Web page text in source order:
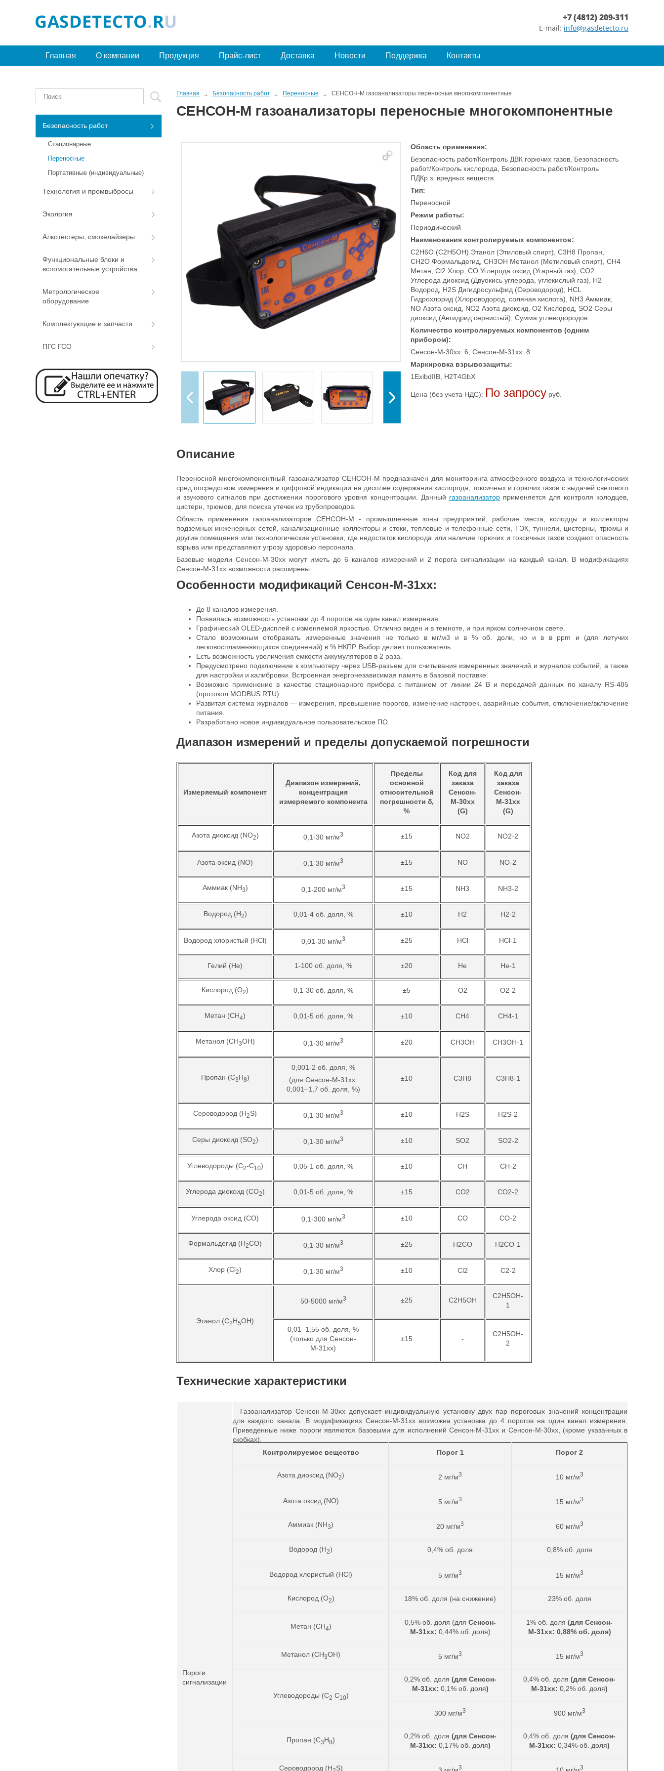
+7 (4812) 209-311
E-mail: info@gasdetecto.ru
Главная О компании Продукция Прайс-лист Доставка Новости Поддержка Контакты
Главная Безопасность работ Переносные СЕНСОН-М газоанализаторы переносные многокомпонентные
СЕНСОН-М газоанализаторы переносные многокомпонентные
Область применения:
Безопасность работ/Контроль ДВК горючих газов, Безопасность
работ/Контроль кислорода, Безопасность работ/Контроль
ПДКр.з. вредных веществ
Тип:
Переносной
Режим работы:
Периодический
Наименования контролируемых компонентов:
C2H6O (C2H5OH) Этанол (Этиловый спирт), C3H8 Пропан,
CH2O Формальдегид, CH3OH Метанол (Метиловый спирт), CH4
Метан, Cl2 Хлор, CO Углерода оксид (Угарный газ), CO2
Углерода диоксид (Двуокись углерода, углекислый газ), H2
Водород, H2S Дигидросульфид (Сероводород), HCL
Гидрохлорид (Хлороводород, соляная кислота), NH3 Аммиак,
NO Азота оксид, NO2 Азота диоксид, O2 Кислород, SO2 Серы
диоксид (Ангидрид сернистый), Сумма углеводородов
Количество контролируемых компонентов (одним
прибором):
Сенсон-М-30хх: 6; Сенсон-М-31хх: 8
Маркировка взрывозащиты:
1ExibdIIВ, H2T4GbХ
Цена (без учета НДС): По запросу руб.
Описание
Переносной многокомпонентный газоанализатор СЕНСОН-М предназначен для мониторинга атмосферного воздуха и технологических
сред посредством измерения и цифровой индикации на дисплее содержания кислорода, токсичных и горючих газов с выдачей светового
и звукового сигналов при достижении порогового уровня концентрации. Данный газоанализаторприменяется для контроля колодцев,
цистерн, трюмов, для поиска утечек из трубопроводов.
Область применения газоанализаторов СЕНСОН-М - промышленные зоны предприятий, рабочие места, колодцы и коллекторы
подземных инженерных сетей, канализационные коллекторы и стоки, тепловые и телефонные сети, ТЭК, туннели, цистерны, трюмы и
другие помещения или технологические установки, где недостаток кислорода или наличие горючих и токсичных газов создают опасность
взрыва или представляют угрозу здоровью персонала.
Базовые модели Сенсон-М-30хх могут иметь до 6 каналов измерений и 2 порога сигнализации на каждый канал. В модификациях
Сенсон-М-31хх возможности расширены.
Особенности модификаций Сенсон-М-31хх:
До 8 каналов измерения.
Появилась возможность установки до 4 порогов на один канал измерения.
Графический OLED-дисплей с изменяемой яркостью. Отлично виден и в темноте, и при ярком солнечном свете.
Стало возможным отображать измеренные значения не только в мг/м3 и в % об. доли, но и в в ppm и (для летучих
легковоспламеняющихся соединений) в % НКПР. Выбор делает пользователь.
Есть возможность увеличения емкости аккумуляторов в 2 раза.
Предусмотрено подключение к компьютеру через USB-разъем для считывания измеренных значений и журналов событий, а также
для настройки и калибровки. Встроенная энергонезависимая память в базовой поставке.
Возможно применение в качестве стационарного прибора с питанием от линии 24 В и передачей данных по каналу RS-485
(протокол MODBUS RTU).
Развитая система журналов — измерения, превышение порогов, изменение настроек, аварийные события, отключение/включение
питания.
Разработано новое индивидуальное пользовательское ПО.
Диапазон измерений и пределы допускаемой погрешности
Измеряемый компонент
Диапазон измерений,
концентрация
измеряемого компонента
Пределы
основной
относительной
погрешности δ,
%
Код для
заказа
Сенсон-
М-30хх
(G)
Код для
заказа
Сенсон-
М-31хх
(G)
Азота диоксид (NO2) 0,1-30 мг/м3 ±15 NO2 NO2-2
Азота оксид (NO) 0,1-30 мг/м3 ±15 NO NO-2
Аммиак (NH3) 0,1-200 мг/м3 ±15 NH3 NH3-2
Водород (H2) 0,01-4 об. доля, % ±10 H2 H2-2
Водород хлористый (HCl) 0,01-30 мг/м3 ±25 HCl HCl-1
Гелий (He) 1-100 об. доля, % ±20 He He-1
Кислород (O2) 0,1-30 об. доля, % ±5 O2 O2-2
Метан (CH4) 0,01-5 об. доля, % ±10 CH4 CH4-1
Метанол (CH3OH) 0,1-30 мг/м3 ±20 CH3OH CH3OH-1
Пропан (C3H8)
0,001-2 об. доля, %
(для Сенсон-М-31хх:
0,001–1,7 об. доля, %)
±10 C3H8 C3H8-1
Сероводород (H2S) 0,1-30 мг/м3 ±10 H2S H2S-2
Серы диоксид (SO2) 0,1-30 мг/м3 ±10 SO2 SO2-2
Углеводороды (С2-С10) 0,05-1 об. доля, % ±10 CH CH-2
Углерода диоксид (СО2) 0,01-5 об. доля, % ±15 CO2 CO2-2
Углерода оксид (CO) 0,1-300 мг/м3 ±10 CO CO-2
Формальдегид (H2CO) 0,1-30 мг/м3 ±25 H2CO H2CO-1
Хлор (Cl2) 0,1-30 мг/м3 ±10 Cl2 C2-2
Этанол (C2H5OH)
50-5000 мг/м3 ±25 C2H5OH
C2H5OH-
1
0,01–1,55 об. доля, %
(только для Сенсон-
М-31хх)
±15 -
C2H5OH-
2
Технические характеристики
Пороги
сигнализации
Газоанализатор Сенсон-М-30хх допускает индивидуальную установку двух пар пороговых значений концентрации
для каждого канала. В модификациях Сенсон-М-31хх возможна установка до 4 порогов на один канал измерения.
Приведенные ниже пороги являются базовыми для исполнений Сенсон-М-31хх и Сенсон-М-30хх, (кроме указанных в
скобках).
Контролируемое вещество
Порог 1 Порог 2
Азота диоксид (NO2) 2 мг/м3 10 мг/м3
Азота оксид (NO) 5 мг/м3 15 мг/м3
Аммиак (NH3) 20 мг/м3 60 мг/м3
Водород (H2) 0,4% об. доля 0,8% об. доля
Водород хлористый (HCl) 5 мг/м3 15 мг/м3
Кислород (O2) 18% об. доля (на снижение) 23% об. доля
Метан (CH4) 0,5% об. доля (для Сенсон-
М-31хх: 0,44% об. доля)
1% об. доля (для Сенсон-
М-31хх: 0,88% об. доля)
Метанол (CH3OH) 5 мг/м3 15 мг/м3
Углеводороды (C2 С10)
0,2% об. доля (для Сенсон-
М-31хх: 0,1% об. доля)
0,4% об. доля (для Сенсон-
М-31хх: 0,2% об. доля)
300 мг/м3 900 мг/м3
Пропан (C3H8) 0,2% об. доля (для Сенсон-
М-31хх: 0,17% об. доля)
0,4% об. доля (для Сенсон-
М-31хх: 0,34% об. доля)
Сероводород (H S) 3 3
Безопасность работ
Стационарные
Переносные
Портативные (индивидуальные)
Технология и промвыбросы
Экология
Алкотестеры, смокелайзеры
Функциональные блоки и
вспомогательные устройства
Метрологическое
оборудование
Комплектующие и запчасти
ПГС ГСО